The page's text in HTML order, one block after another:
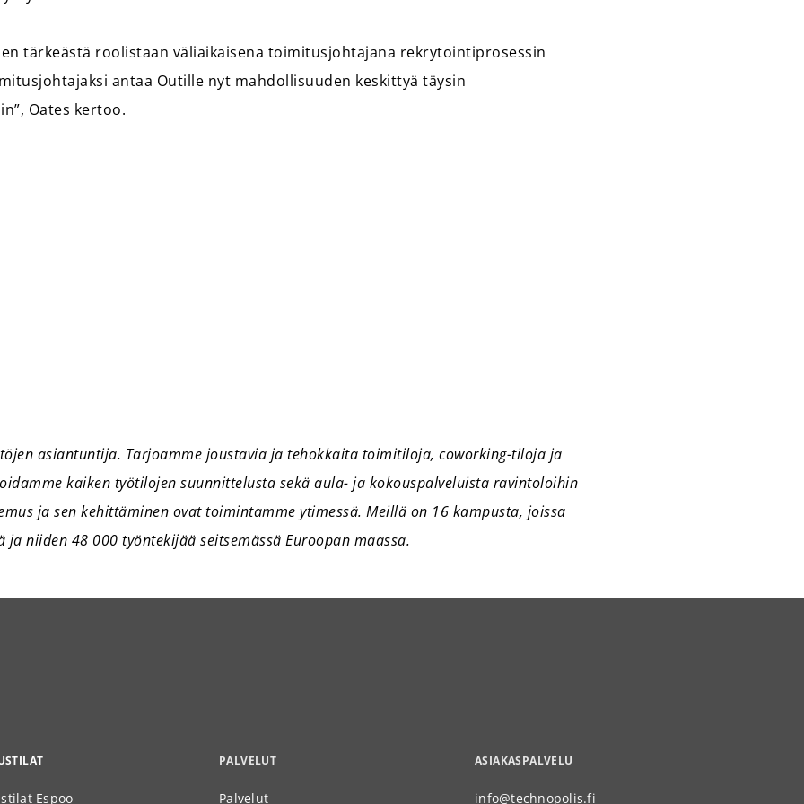
tärkeästä roolistaan väliaikaisena toimitusjohtajana rekrytointiprosessin
antaa Outille nyt mahdollisuuden keskittyä täysin
Oates kertoo.
asiantuntija. Tarjoamme joustavia ja tehokkaita toimitiloja, coworking-tiloja ja
kaiken työtilojen suunnittelusta sekä aula- ja kokouspalveluista ravintoloihin
ja sen kehittäminen ovat toimintamme ytimessä. Meillä on 16 kampusta, joissa
niiden 48 000 työntekijää seitsemässä Euroopan maassa.
Espoo
PALVELUT
Palvelut
ASIAKASPALVELU
info@technopolis.fi